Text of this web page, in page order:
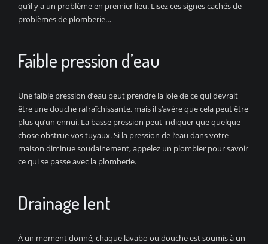
qu’il y a un problème en premier lieu. Lisez ces signes cachés de
problèmes de plomberie…
Faible pression d’eau
Une faible pression d’eau peut prendre la joie de ce qui devrait
être une douche rafraîchissante, mais il s’avère que cela peut être
plus qu’un ennui. La basse pression peut indiquer que quelque
chose obstrue vos tuyaux. Si la pression de l’eau dans votre
maison diminue soudainement, appelez un plombier pour savoir
ce qui se passe avec la plomberie.
Drainage lent
À un moment donné, chaque lavabo ou douche est soumis à un